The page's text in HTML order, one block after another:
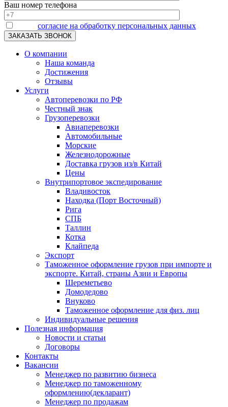
Ваш номер телефона
согласие на обработку персональных данных
О компании
Наша команда
Достижения
Отзывы
Услуги
Автоперевозки по РФ
Честный знак
Грузоперевозки
Авиаперевозки
Автомобильные
Морские
Железнодорожные
Доставка грузов из/в Китай
Цены
Внутрипортовое экспедирование
Владивосток
Находка (Порт Восточный)
Рига
СПБ
Таллин
Котка
Клайпеда
Экспорт
Таможенное оформление грузов при импорте и
экспорте. Китай, страны Азии и Европы
Шереметьево
Домодедово
Внуково
Таможенное оформление для физ. лиц
Индивидуальные решения
Полезная информация
Новости и статьи
Договоры
Контакты
Вакансии
Менеджер по развитию бизнеса
Менеджер по таможенному
оформлению(декларант)
Менеджер по продажам